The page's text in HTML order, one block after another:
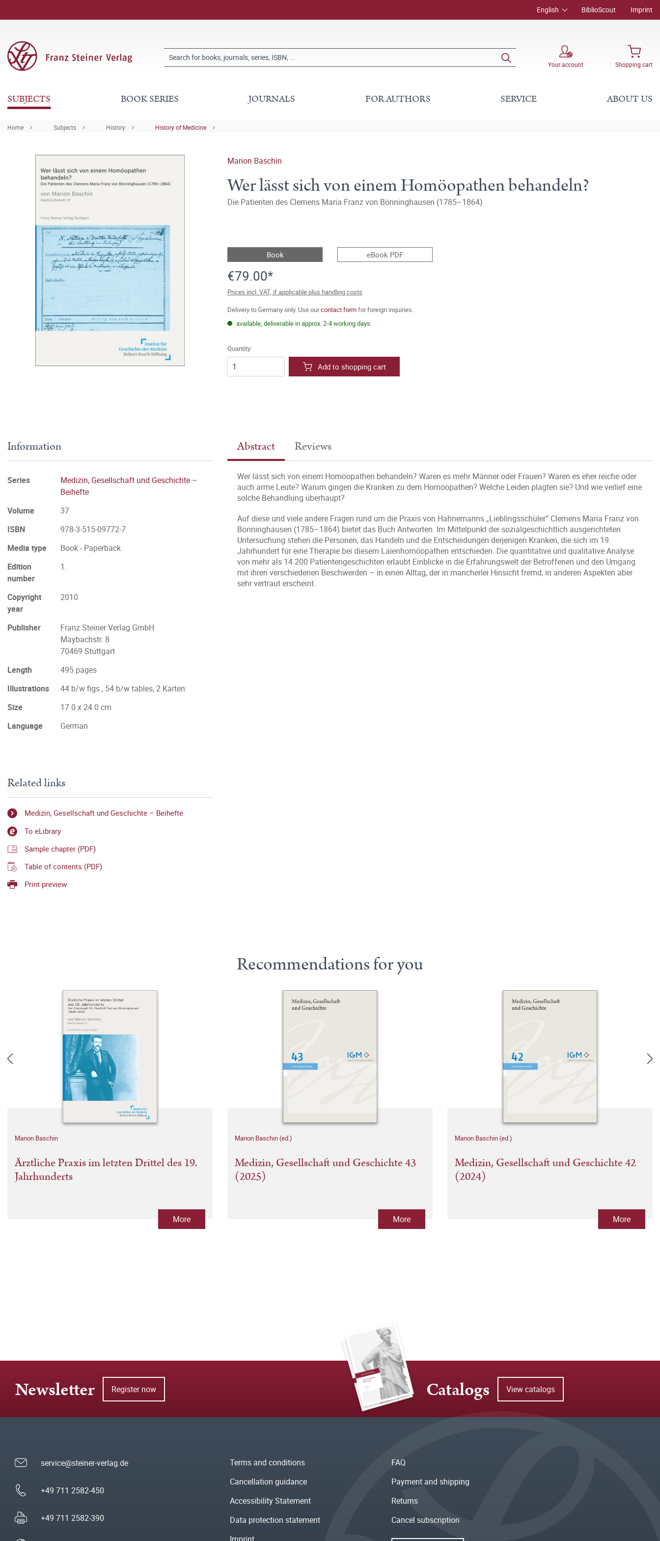
English BiblioScout Imprint
Your account Shopping cart
SUBJECTS BOOK SERIES JOURNALS FOR AUTHORS SERVICE ABOUT US
Home Subjects History History of Medicine
Marion Baschin
Wer lässt sich von einem Homöopathen behandeln?
Die Patienten des Clemens Maria Franz von Bönninghausen (1785–1864)
Book eBook PDF
€79.00*
Prices incl. VAT, if applicable plus handling costs
Delivery to Germany only. Use ourcontact formfor foreign inquiries.
available, deliverable in approx. 2-4 working days
Quantity:
Add to shopping cart
Abstract Reviews
Wer lässt sich von einem Homöopathen behandeln? Waren es mehr Männer oder Frauen? Waren es eher reiche oder
auch arme Leute? Warum gingen die Kranken zu dem Homöopathen? Welche Leiden plagten sie? Und wie verlief eine
solche Behandlung überhaupt?
Auf diese und viele andere Fragen rund um die Praxis von Hahnemanns „Lieblingsschüler“ Clemens Maria Franz von
Bönninghausen (1785–1864) bietet das Buch Antworten. Im Mittelpunkt der sozialgeschichtlich ausgerichteten
Untersuchung stehen die Personen, das Handeln und die Entscheidungen derjenigen Kranken, die sich im 19.
Jahrhundert für eine Therapie bei diesem Laienhomöopathen entschieden. Die quantitative und qualitative Analyse
von mehr als 14.200 Patientengeschichten erlaubt Einblicke in die Erfahrungswelt der Betroffenen und den Umgang
mit ihren verschiedenen Beschwerden – in einen Alltag, der in mancherlei Hinsicht fremd, in anderen Aspekten aber
sehr vertraut erscheint.
Information
Series
Medizin, Gesellschaft und Geschichte –
Beihefte
Volume
37
ISBN
978-3-515-09772-7
Media type
Book - Paperback
Edition
number
1.
Copyright
year
2010
Publisher
Franz Steiner Verlag GmbH
Maybachstr. 8
70469 Stuttgart
Length
495 pages
Illustrations
44 b/w figs., 54 b/w tables, 2 Karten
Size
17.0 x 24.0 cm
Language
German
Related links
Medizin, Gesellschaft und Geschichte – Beihefte
To eLibrary
Sample chapter (PDF)
Table of contents (PDF)
Print preview
Recommendations for you
Marion Baschin
Ärztliche Praxis im letzten Drittel des 19.
Jahrhunderts
More
Marion Baschin (ed.)
Medizin, Gesellschaft und Geschichte 43
(2025)
More
Marion Baschin (ed.)
Medizin, Gesellschaft und Geschichte 42
(2024)
More
Newsletter Register now Catalogs View catalogs
service@steiner-verlag.de
+49 711 2582-450
+49 711 2582-390
Terms and conditions
Cancellation guidance
Accessibility Statement
Data protection statement
FAQ
Payment and shipping
Returns
Cancel subscription